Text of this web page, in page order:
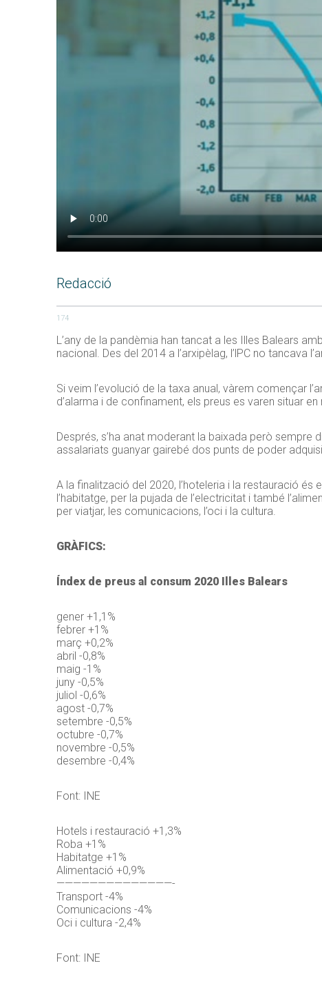
Redacció
174
L’any de la pandèmia han tancat a les Illes Balears
nacional. Des del 2014 a l’arxipèlag, l’lPC no tancava
Si veim l’evolució de la taxa anual, vàrem començar
d’alarma i de confinament, els preus es varen situar
Després, s’ha anat moderant la baixada però sempre
assalariats guanyar gairebé dos punts de poder
A la finalització del 2020, l’hoteleria i la restauració
l’habitatge, per la pujada de l’electricitat i també
per viatjar, les comunicacions, l’oci i la cultura.
GRÀFICS:
Índex de preus al consum 2020 Illes Balears
gener +1,1%
febrer +1%
març +0,2%
abril -0,8%
maig -1%
juny -0,5%
juliol -0,6%
agost -0,7%
setembre -0,5%
octubre -0,7%
novembre -0,5%
desembre -0,4%
Font: INE
Hotels i restauració +1,3%
Roba +1%
Habitatge +1%
Alimentació +0,9%
——————————————-
Transport -4%
Comunicacions -4%
Oci i cultura -2,4%
Font: INE